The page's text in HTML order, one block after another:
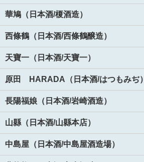
華鳩（日本酒/榎酒造）
西條鶴（日本酒/西條鶴醸造）
天寶一（日本酒/天寶一）
原田 HARADA（日本酒/はつもみぢ）
長陽福娘（日本酒/岩崎酒造）
山縣（日本酒/山縣本店）
中島屋（日本酒/中島屋酒造場）